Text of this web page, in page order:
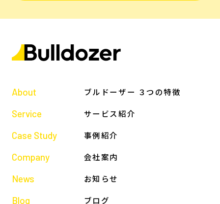
About ブルドーザー ３つの特徴
Service サービス紹介
Case Study 事例紹介
Company 会社案内
News お知らせ
Blog ブログ